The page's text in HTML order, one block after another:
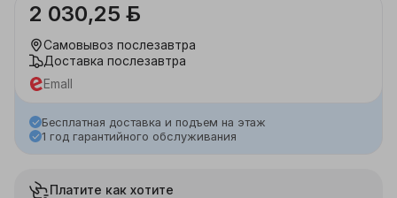
2 030,25 ƃ
Самовывоз послезавтра
Доставка послезавтра
Emall
Бесплатная доставка и подъем на этаж
1 год гарантийного обслуживания
Платите как хотите